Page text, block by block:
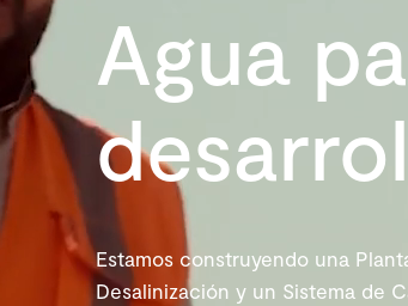
Agua
Estamos construyendo una
Desalinización y un Sistema de